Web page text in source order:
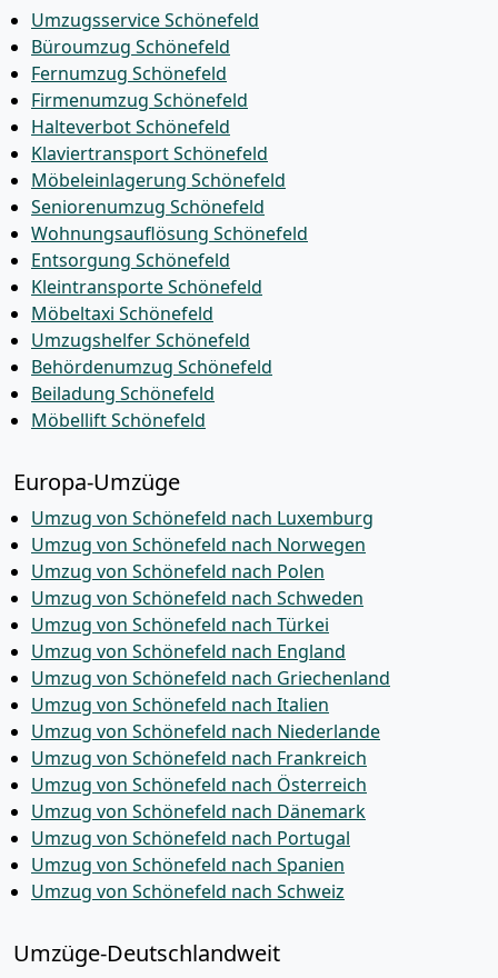
Umzugsservice Schönefeld
Büroumzug Schönefeld
Fernumzug Schönefeld
Firmenumzug Schönefeld
Halteverbot Schönefeld
Klaviertransport Schönefeld
Möbeleinlagerung Schönefeld
Seniorenumzug Schönefeld
Wohnungsauflösung Schönefeld
Entsorgung Schönefeld
Kleintransporte Schönefeld
Möbeltaxi Schönefeld
Umzugshelfer Schönefeld
Behördenumzug Schönefeld
Beiladung Schönefeld
Möbellift Schönefeld
Europa-Umzüge
Umzug von Schönefeld nach Luxemburg
Umzug von Schönefeld nach Norwegen
Umzug von Schönefeld nach Polen
Umzug von Schönefeld nach Schweden
Umzug von Schönefeld nach Türkei
Umzug von Schönefeld nach England
Umzug von Schönefeld nach Griechenland
Umzug von Schönefeld nach Italien
Umzug von Schönefeld nach Niederlande
Umzug von Schönefeld nach Frankreich
Umzug von Schönefeld nach Österreich
Umzug von Schönefeld nach Dänemark
Umzug von Schönefeld nach Portugal
Umzug von Schönefeld nach Spanien
Umzug von Schönefeld nach Schweiz
Umzüge-Deutschlandweit